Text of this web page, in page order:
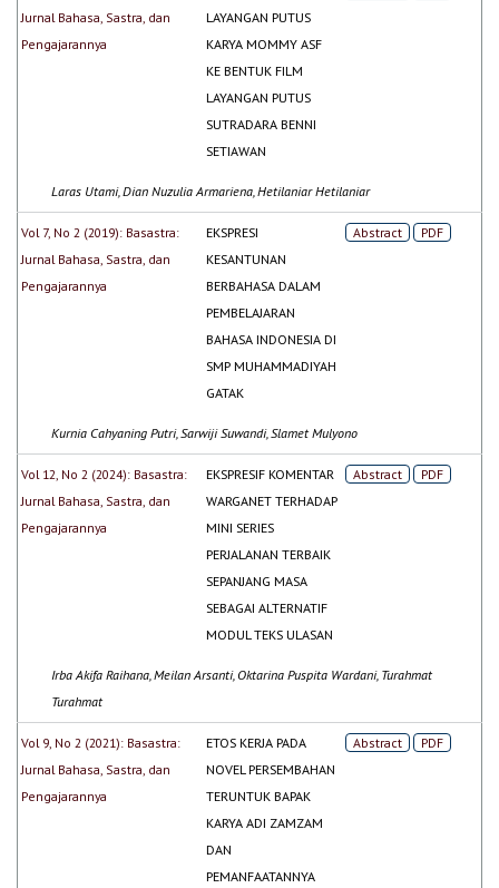
Jurnal Bahasa, Sastra, dan
Pengajarannya
LAYANGAN PUTUS
KARYA MOMMY ASF
KE BENTUK FILM
LAYANGAN PUTUS
SUTRADARA BENNI
SETIAWAN
Laras Utami, Dian Nuzulia Armariena, Hetilaniar Hetilaniar
Vol 7, No 2 (2019): Basastra:
Jurnal Bahasa, Sastra, dan
Pengajarannya
EKSPRESI
KESANTUNAN
BERBAHASA DALAM
PEMBELAJARAN
BAHASA INDONESIA DI
SMP MUHAMMADIYAH
GATAK
Abstract PDF
Kurnia Cahyaning Putri, Sarwiji Suwandi, Slamet Mulyono
Vol 12, No 2 (2024): Basastra:
Jurnal Bahasa, Sastra, dan
Pengajarannya
EKSPRESIF KOMENTAR
WARGANET TERHADAP
MINI SERIES
PERJALANAN TERBAIK
SEPANJANG MASA
SEBAGAI ALTERNATIF
MODUL TEKS ULASAN
Abstract PDF
Irba Akifa Raihana, Meilan Arsanti, Oktarina Puspita Wardani, Turahmat
Turahmat
Vol 9, No 2 (2021): Basastra:
Jurnal Bahasa, Sastra, dan
Pengajarannya
ETOS KERJA PADA
NOVEL PERSEMBAHAN
TERUNTUK BAPAK
KARYA ADI ZAMZAM
DAN
PEMANFAATANNYA
Abstract PDF